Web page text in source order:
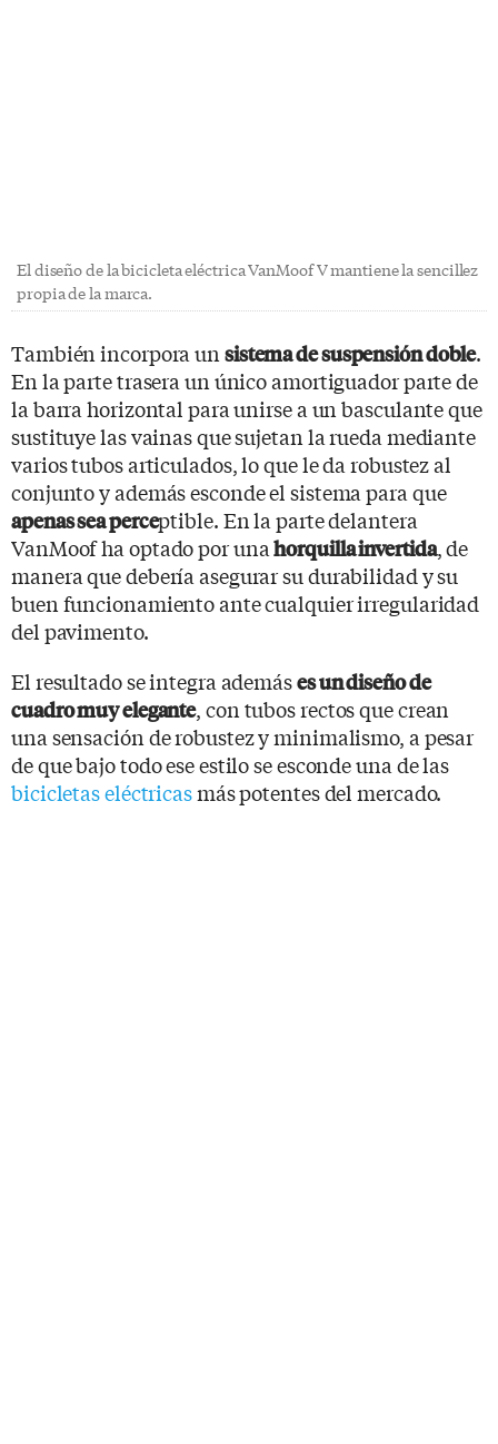
El diseño de la bicicleta eléctrica VanMoof V mantiene la sencillez
propia de la marca.
También incorpora un sistema de suspensión doble.
En la parte trasera un único amortiguador parte de
la barra horizontal para unirse a un basculante que
sustituye las vainas que sujetan la rueda mediante
varios tubos articulados, lo que le da robustez al
conjunto y además esconde el sistema para que
apenas sea perceptible. En la parte delantera
VanMoof ha optado por unahorquilla invertida, de
manera que debería asegurar su durabilidad y su
buen funcionamiento ante cualquier irregularidad
del pavimento.
El resultado se integra ademáses un diseño de
cuadro muy elegante, con tubos rectos que crean
una sensación de robustez y minimalismo, a pesar
de que bajo todo ese estilo se esconde una de las
bicicletas eléctricasmás potentes del mercado.